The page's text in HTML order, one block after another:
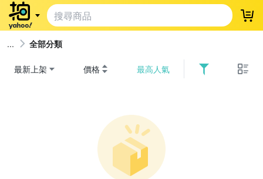
登
全部分類
最新上架 價格 最高人氣